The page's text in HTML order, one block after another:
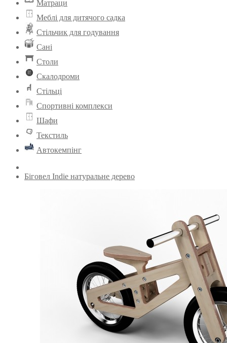
Матраци
Меблі для дитячого садка
Стільчик для годування
Сані
Столи
Скалодроми
Стільці
Спортивні комплекси
Шафи
Текстиль
Автокемпінг
Біговел Indie натуральне дерево